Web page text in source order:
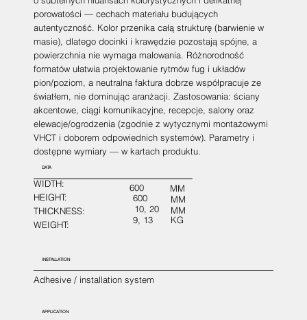
porowatości — cechach materiału budujących
autentyczność. Kolor przenika całą strukturę (barwienie w
masie), dlatego docinki i krawędzie pozostają spójne, a
powierzchnia nie wymaga malowania. Różnorodność
formatów ułatwia projektowanie rytmów fug i układów
pion/poziom, a neutralna faktura dobrze współpracuje ze
światłem, nie dominując aranżacji. Zastosowania: ściany
akcentowe, ciągi komunikacyjne, recepcje, salony oraz
elewacje/ogrodzenia (zgodnie z wytycznymi montażowymi
VHCT i doborem odpowiednich systemów). Parametry i
dostępne wymiary — w kartach produktu.
DATA
WIDTH:
HEIGHT:
THICKNESS:
WEIGHT:
600
600
10, 20
9, 13
MM
MM
MM
KG
Adhesive / installation system
INSTALLATION
APPLICATION